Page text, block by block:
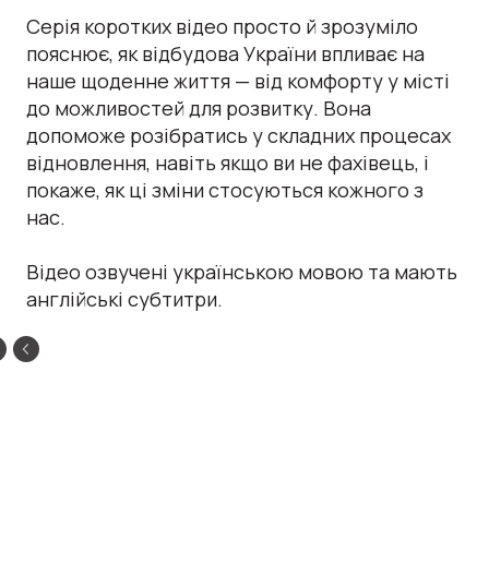
Серія коротких відео просто й зрозуміло
пояснює, як відбудова України впливає на
наше щоденне життя — від комфорту у місті
до можливостей для розвитку. Вона
допоможе розібратись у складних процесах
відновлення, навіть якщо ви не фахівець, і
покаже, як ці зміни стосуються кожного з
нас.
Відео озвучені українською мовою та мають
англійські субтитри.